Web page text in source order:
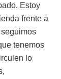
Estoy
frente a
tenemos
lo